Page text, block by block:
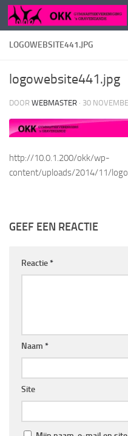
Doorgaan naar inhoud
LOGOWEBSITE441.JPG
logowebsite441.jpg
DOOR WEBMASTER · 30
http://10.0.1.200/okk/wp-
content/uploads/2014/11/
GEEF EEN REACTIE
Reactie*
Naam *
Site